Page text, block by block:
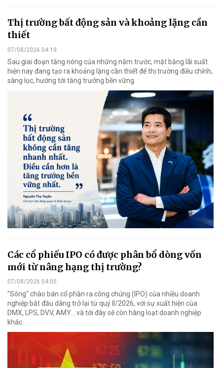
Thị trường bất động sản và khoảng lặng cần
thiết
07/08/2026 04:19
Sau giai đoạn tăng nóng của những năm trước, mặt bằng lãi suất
hiện nay đang tạo ra khoảng lặng cần thiết để thị trường điều chỉnh,
sàng lọc, hướng tới tăng trưởng bền vững.
Các cổ phiếu IPO có được phân bổ dòng vốn
mới từ nâng hạng thị trường?
07/08/2026 04:05
"Sóng" chào bán cổ phần ra công chúng (IPO) của nhiều doanh
nghiệp bắt đầu dâng trở lại từ quý II/2026, với sự xuất hiện của
DMX, LPS, DVV, AMY... và tới đây sẽ còn hàng loạt doanh nghiệp
khác.